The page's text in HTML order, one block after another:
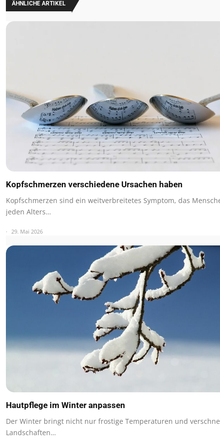
ÄHNLICHE ARTIKEL
Kopfschmerzen verschiedene Ursachen haben
Kopfschmerzen sind ein weitverbreitetes Symptom, das
jeden Alters…
29. Mai 2026
Hautpflege im Winter anpassen
Der Winter bringt nicht nur frostige Temperaturen und
Landschaften…